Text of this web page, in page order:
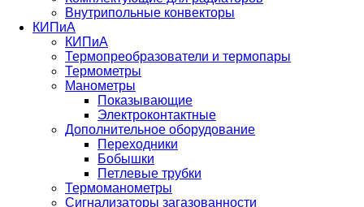
Внутрипольные конвекторы
КИПиА
КИПиА
Термопреобразователи и термопары
Термометры
Манометры
Показывающие
Электроконтактные
Дополнительное оборудование
Переходники
Бобышки
Петлевые трубки
Термоманометры
Сигнализаторы загазованности